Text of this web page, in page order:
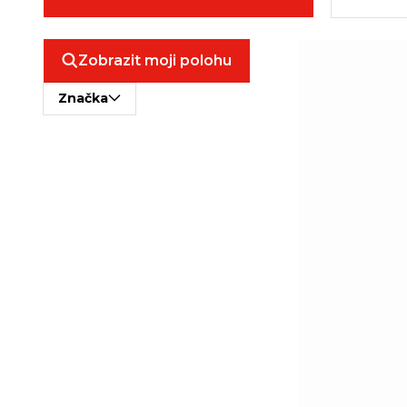
Zobrazit moji polohu
Značka